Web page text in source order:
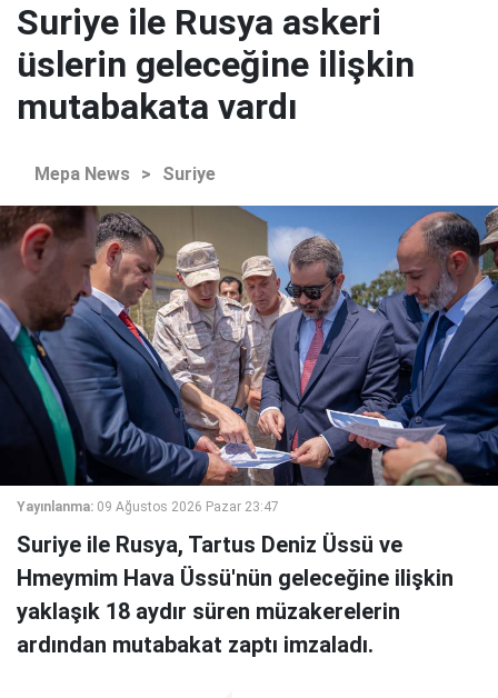
Suriye ile Rusya askeri
üslerin geleceğine ilişkin
mutabakata vardı
Mepa News > Suriye
Yayınlanma: 09 Ağustos 2026 Pazar 23:47
Suriye ile Rusya, Tartus Deniz Üssü ve
Hmeymim Hava Üssü'nün geleceğine ilişkin
yaklaşık 18 aydır süren müzakerelerin
ardından mutabakat zaptı imzaladı.